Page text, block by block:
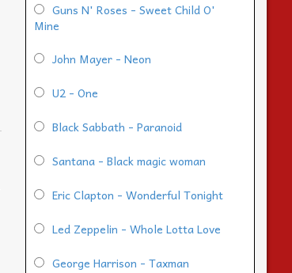
Guns N' Roses - Sweet Child O'
Mine
John Mayer - Neon
U2 - One
Black Sabbath - Paranoid
Santana - Black magic woman
Eric Clapton - Wonderful Tonight
Led Zeppelin - Whole Lotta Love
George Harrison - Taxman